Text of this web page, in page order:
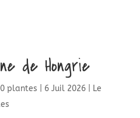
de Hongrie
plantes 6 Juil 2026|
Le